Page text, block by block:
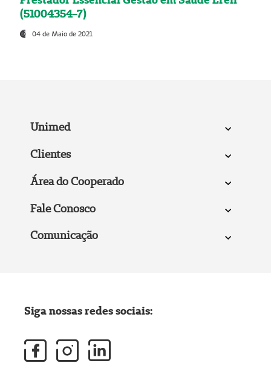
(51004354-7)
04 de Maio de 2021
Unimed
Clientes
Área do Cooperado
Fale Conosco
Comunicação
Siga nossas redes sociais: